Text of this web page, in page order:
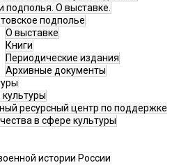
подполья. О выставке.
подполье
О выставке
Книги
Периодические издания
Архивные документы
ресурсный центр по поддержке
в сфере культуры
истории России